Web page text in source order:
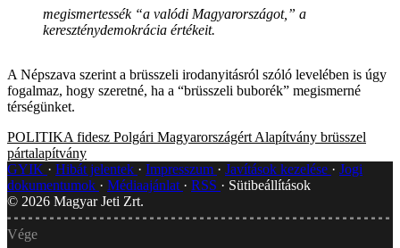
megismertessék “a valódi Magyarországot,” a
kereszténydemokrácia értékeit.
A Népszava szerint a brüsszeli irodanyitásról szóló levelében is úgy
fogalmaz, hogy szeretné, ha a “brüsszeli buborék” megismerné
térségünket.
POLITIKA fidesz Polgári Magyarországért Alapítvány brüsszel
pártalapítvány
GYIK
Hibát jelentek Impresszum Javítások kezelése
Jogi
dokumentumok
Médiaajánlat RSS
Sütibeállítások
© 2026 Magyar Jeti Zrt.
Vége